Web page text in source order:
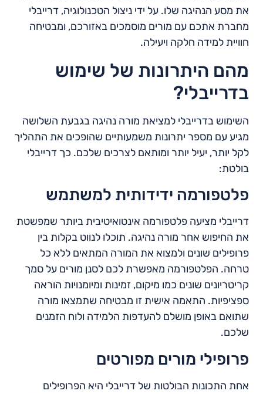
את מסע הנהיגה שלו. על ידי ניצול הטכנולוגיה, דרייבלי
מחברת אתכם עם מורים מוסמכים באזורכם, ומבטיחה
חוויית למידה חלקה ויעילה.
מהם היתרונות של שימוש
בדרייבלי?
השימוש בדרייבלי למציאת מורה נהיגה בגבעת השלושה
מגיע עם מספר יתרונות משמעותיים שהופכים את התהליך
לקל יותר, יעיל יותר ומותאם לצרכים שלכם. כך דרייבלי
בולטת:
פלטפורמה ידידותית למשתמש
דרייבלי מציעה פלטפורמה אינטואיטיבית ביותר שמפשטת
את החיפוש אחר מורה נהיגה. תוכלו לנווט בקלות בין
פרופילים שונים ולמצוא את המורה המתאים ללא כל
טרחה. הפלטפורמה מאפשרת לכם לסנן מורים על סמך
קריטריונים שונים כמו מיקום, זמינות ומיומנויות הוראה
ספציפיות. התאמה אישית זו מבטיחה שתמצאו מורה
שתואם באופן מושלם להעדפות הלמידה ולוח הזמנים
שלכם.
פרופילי מורים מפורטים
אחת התכונות הבולטות של דרייבלי היא הפרופילים